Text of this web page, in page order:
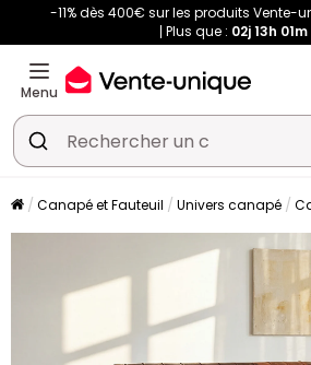
-11% dès 400€ sur les produits Vente-
Plus que : 02j 13h 01m
Menu
Canapé et Fauteuil Univers canapé